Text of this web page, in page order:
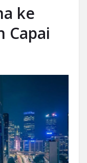
ke
Capai